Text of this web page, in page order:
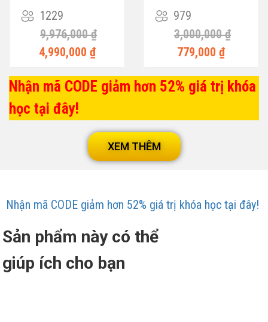
Tiền
1229
9,976,000 ₫
4,990,000 ₫
979
3,000,000 ₫
779,000 ₫
Nhận mã CODE giảm hơn 52% giá trị khóa
học tại đây!
XEM THÊM
Nhận mã CODE giảm hơn 52% giá trị khóa học tại đây!
Sản phẩm này có thể
giúp ích cho bạn